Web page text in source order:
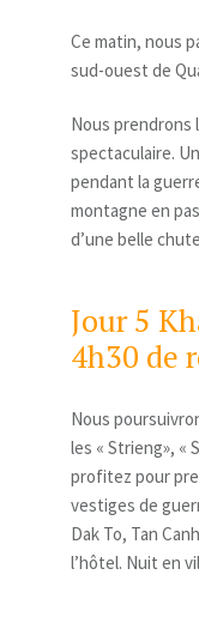
Ce matin, nous
sud-ouest de
Nous prendrons
spectaculaire.
pendant la
montagne en
d’une belle
Jour 5
4h30 de
Nous
les « Strieng», «
profitez pour
vestiges de
Dak To, Tan
l’hôtel. Nuit en